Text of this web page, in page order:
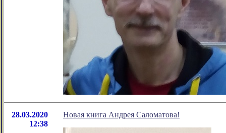
28.03.2020
12:38
Новая книга Андрея Саломатова!